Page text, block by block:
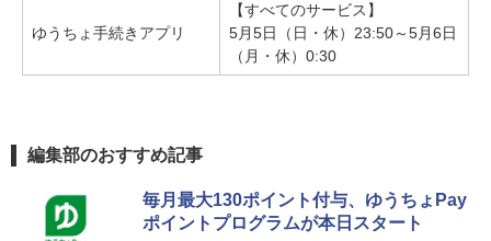
ゆうちょ手続きアプリ
【すべてのサービス】
5月5日（日・休）23:50～5月6日
（月・休）0:30
編集部のおすすめ記事
毎月最大130ポイント付与、ゆうちょPay
ポイントプログラムが本日スタート